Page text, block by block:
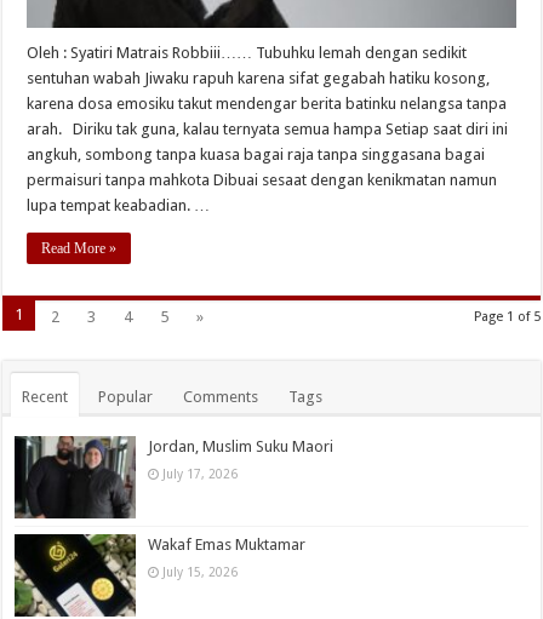
Oleh : Syatiri Matrais Robbiii…… Tubuhku lemah dengan sedikit
sentuhan wabah Jiwaku rapuh karena sifat gegabah hatiku kosong,
karena dosa emosiku takut mendengar berita batinku nelangsa tanpa
arah. Diriku tak guna, kalau ternyata semua hampa Setiap saat diri ini
angkuh, sombong tanpa kuasa bagai raja tanpa singgasana bagai
permaisuri tanpa mahkota Dibuai sesaat dengan kenikmatan namun
lupa tempat keabadian. …
Read More »
Page 1 of 5
1 2 3 4 5 »
Recent Popular Comments Tags
Jordan, Muslim Suku Maori
July 17, 2026
Wakaf Emas Muktamar
July 15, 2026